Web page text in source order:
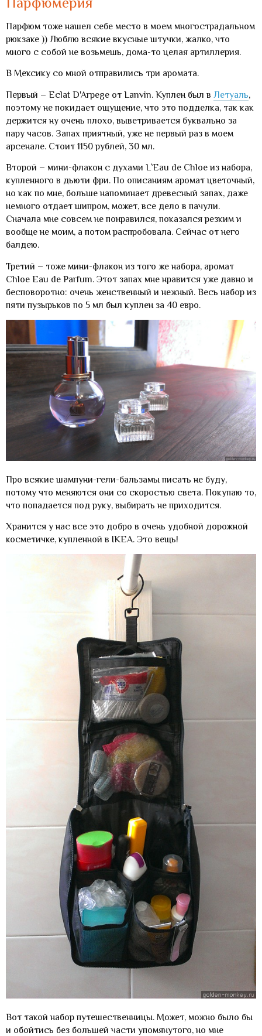
Парфюм тоже нашел себе место в моем многострадальном
рюкзаке )) Люблю всякие вкусные штучки, жалко, что
много с собой не возьмешь, дома-то целая артиллерия.
В Мексику со мной отправились три аромата.
Первый – Eclat D'Arpege от Lanvin. Куплен был в Летуаль,
поэтому не покидает ощущение, что это подделка, так как
держится ну очень плохо, выветривается буквально за
пару часов. Запах приятный, уже не первый раз в моем
арсенале. Стоит 1150 рублей, 30 мл.
Второй – мини-флакон c духами L`Eau de Chloe из набора,
купленного в дьюти фри. По описаниям аромат цветочный,
но как по мне, больше напоминает древесный запах, даже
немного отдает шипром, может, все дело в пачули.
Сначала мне совсем не понравился, показался резким и
вообще не моим, а потом распробовала. Сейчас от него
балдею.
Третий – тоже мини-флакон из того же набора, аромат
Chloe Eau de Parfum. Этот запах мне нравится уже давно и
бесповоротно: очень женственный и нежный. Весь набор из
пяти пузырьков по 5 мл был куплен за 40 евро.
Про всякие шампуни-гели-бальзамы писать не буду,
потому что меняются они со скоростью света. Покупаю то,
что попадается под руку, выбирать не приходится.
Хранится у нас все это добро в очень удобной дорожной
косметичке, купленной в IKEA. Это вещь!
Вот такой набор путешественницы. Может, можно было бы
и обойтись без большей части упомянутого, но мне